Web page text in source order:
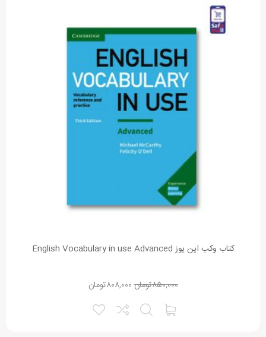
کتاب وکب این یوز English Vocabulary in use Advanced
تومان۸۵۰,۰۰۰ تومان۸۰۸,۰۰۰